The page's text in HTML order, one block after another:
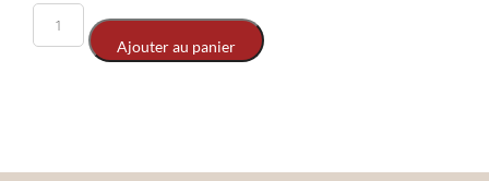
Ajouter au panier